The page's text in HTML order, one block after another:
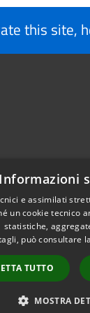
this site,
Informazioni
e assimilati
un cookie tecnico
statistiche,
può consultare
TUTTO
MOSTRA